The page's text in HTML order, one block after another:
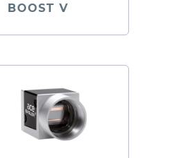
BOOST V